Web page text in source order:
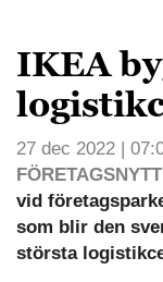
IKEA
27 dec 2022 |
FÖRETAGSNYTT
vid
som blir den
största